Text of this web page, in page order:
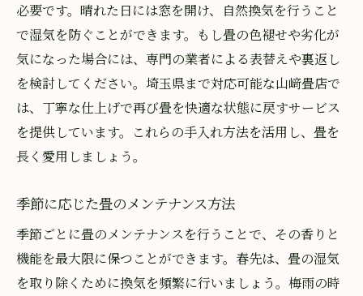
必要です。晴れた日には窓を開け、自然換気を行うこと
で湿気を防ぐことができます。もし畳の色褪せや劣化が
気になった場合には、専門の業者による表替えや裏返し
を検討してください。埼玉県まで対応可能な山﨑畳店で
は、丁寧な仕上げで再び畳を快適な状態に戻すサービス
を提供しています。これらの手入れ方法を活用し、畳を
長く愛用しましょう。
季節に応じた畳のメンテナンス方法
季節ごとに畳のメンテナンスを行うことで、その香りと
機能を最大限に保つことができます。春先は、畳の湿気
を取り除くために換気を頻繁に行いましょう。梅雨の時